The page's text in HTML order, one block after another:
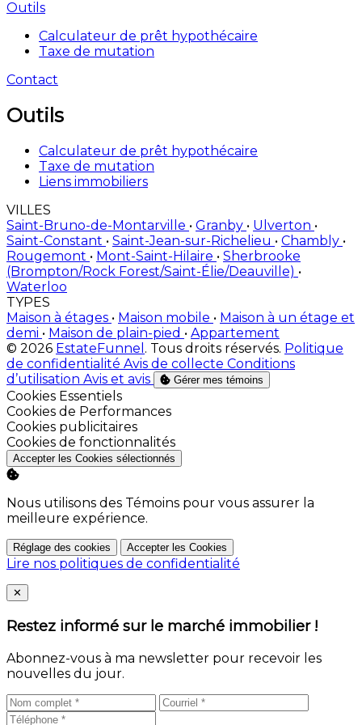
Outils
Calculateur de prêt hypothécaire
Taxe de mutation
Contact
Outils
Calculateur de prêt hypothécaire
Taxe de mutation
Liens immobiliers
VILLES
Saint-Bruno-de-Montarville • Granby • Ulverton •
Saint-Constant • Saint-Jean-sur-Richelieu • Chambly •
Rougemont • Mont-Saint-Hilaire • Sherbrooke
(Brompton/Rock Forest/Saint-Élie/Deauville) •
Waterloo
TYPES
Maison à étages • Maison mobile • Maison à un étage et
demi • Maison de plain-pied • Appartement
© 2026 EstateFunnel . Tous droits réservés. Politique
de confidentialité Avis de collecte Conditions
d’utilisation Avis et avis Gérer mes témoins
Activer
Cookies Essentiels
Activer
Cookies de Performances
Activer
Cookies publicitaires
Activer
Cookies de fonctionnalités
Accepter les Cookies sélectionnés
Nous utilisons des Témoins pour vous assurer la
meilleure expérience.
Réglage des cookies Accepter les Cookies
Lire nos politiques de confidentialité
Close
✕
Restez informé sur le marché immobilier !
Abonnez-vous à ma newsletter pour recevoir les
nouvelles du jour.